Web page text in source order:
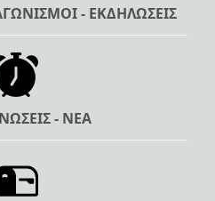
- ΕΚΔΗΛΩΣΕΙΣ
- ΝΕΑ